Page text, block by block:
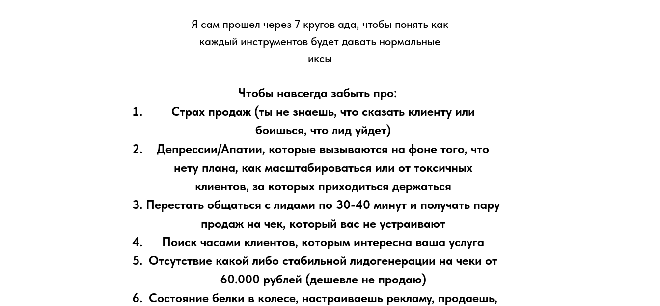
Чтобы навсегда забыть про:
Cтрах продаж (ты не знаешь, что сказать клиенту или
боишься, что лид уйдет)
Депрессии/Апатии, которые вызываются на фоне того, что
нету плана, как масштабироваться или от токсичных
клиентов, за которых приходиться держаться
Перестать общаться с лидами по 30-40 минут и получать пару
продаж на чек, который вас не устраивают
Поиск часами клиентов, которым интересна ваша услуга
Отсутствие какой либо стабильной лидогенерации на чеки от
60.000 рублей (дешевле не продаю)
Состояние белки в колесе, настраиваешь рекламу, продаешь,
Я сам прошел через 7 кругов ада, чтобы понять как
каждый инструментов будет давать нормальные
иксы